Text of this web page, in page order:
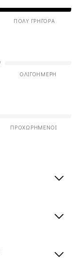
ΠΟΛΎ ΓΡΉΓΟΡΑ
ΟΛΙΓΟΉΜΕΡΗ
ΠΡΟΧΩΡΗΜΈΝΟΙ